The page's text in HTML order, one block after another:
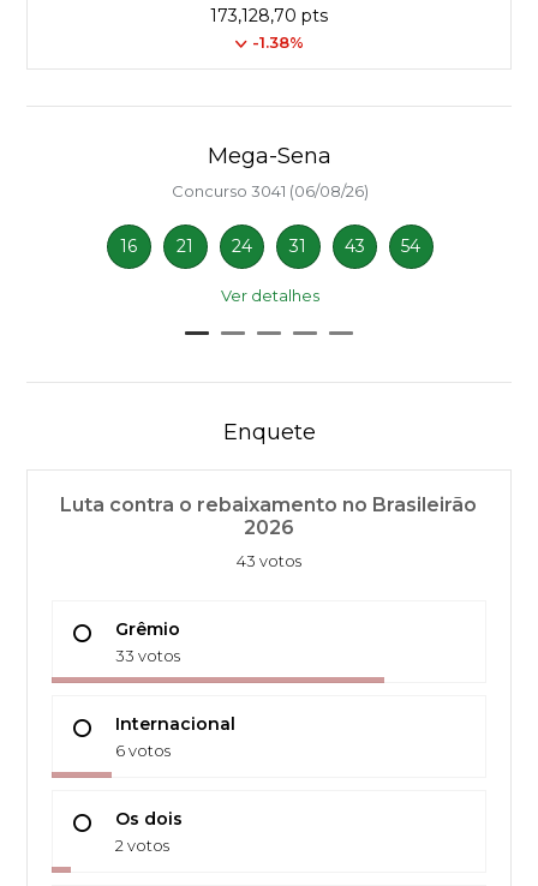
173,128,70 pts
-1.38%
Mega-Sena
Concurso 3041 (06/08/26)
16 21 24 31 43 54
Ver detalhes
Enquete
Luta contra o rebaixamento no Brasileirão
2026
43 votos
Grêmio
33 votos
Internacional
6 votos
Os dois
2 votos